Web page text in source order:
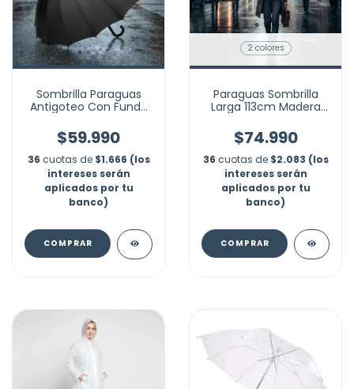
Sombrilla Paraguas
Antigoteo Con Funda
$59.990
36 cuotas de $1.666 (los
intereses serán
aplicados por tu
banco)
2 colores
Paraguas Sombrilla
Larga 113cm Madera
Golf
$74.990
36 cuotas de $2.083 (los
intereses serán
aplicados por tu
banco)
COMPRAR